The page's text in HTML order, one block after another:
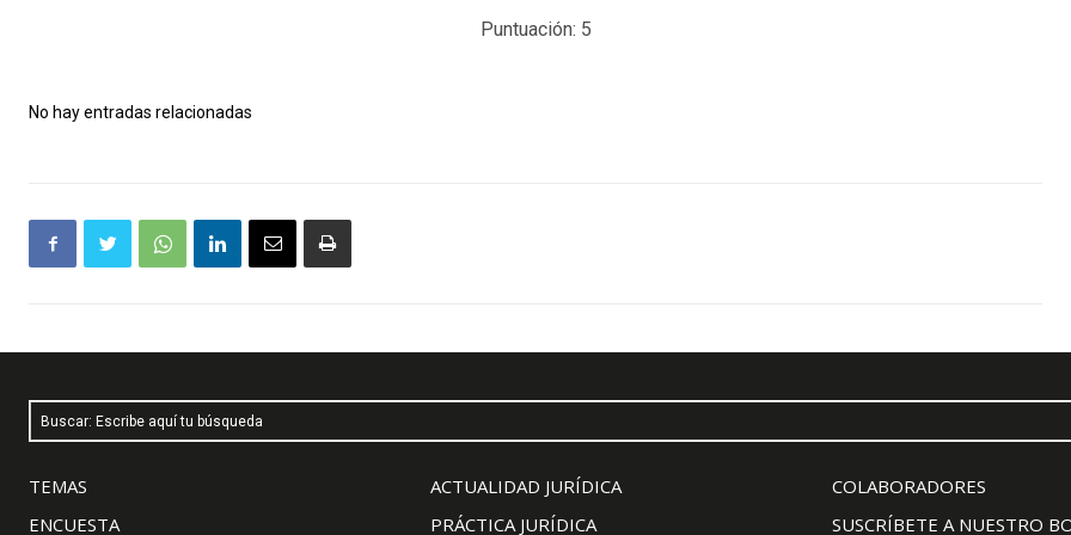
Puntuación: 5
No hay entradas relacionadas
Buscar: Escribe aquí tu búsqueda
TEMAS
ENCUESTA
ACTUALIDAD JURÍDICA
PRÁCTICA JURÍDICA
COLABORADORES
SUSCRÍBETE A NUESTRO